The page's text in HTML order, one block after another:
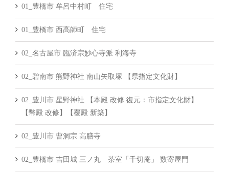
01_豊橋市 牟呂中村町 住宅
01_豊橋市 西高師町 住宅
02_名古屋市 臨済宗妙心寺派 利海寺
02_碧南市 熊野神社 南山矢取塚 【県指定文化財】
02_豊川市 星野神社 【本殿 改修 復元：市指定文化財】
【幣殿 改修】【覆殿 新築】
02_豊川市 曹洞宗 高膳寺
02_豊橋市 吉田城 三ノ丸 茶室「千切庵」 数寄屋門